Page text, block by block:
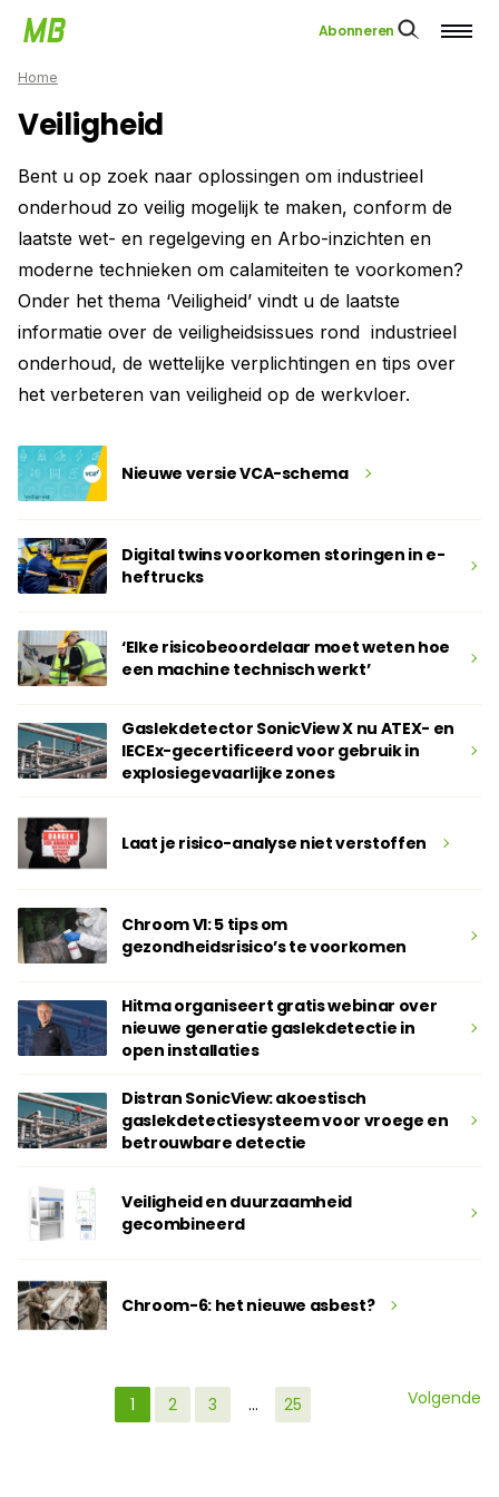
Abonneren
Home
Veiligheid
Bent u op zoek naar oplossingen om industrieel
onderhoud zo veilig mogelijk te maken, conform de
laatste wet- en regelgeving en Arbo-inzichten en
moderne technieken om calamiteiten te voorkomen?
Onder het thema ‘Veiligheid’ vindt u de laatste
informatie over de veiligheidsissues rond industrieel
onderhoud, de wettelijke verplichtingen en tips over
het verbeteren van veiligheid op de werkvloer.
Nieuwe versie VCA-schema
Digital twins voorkomen storingen in e-
heftrucks
‘Elke risicobeoordelaar moet weten hoe
een machine technisch werkt’
Gaslekdetector SonicView X nu ATEX- en
IECEx-gecertificeerd voor gebruik in
explosiegevaarlijke zones
Laat je risico-analyse niet verstoffen
Chroom VI: 5 tips om
gezondheidsrisico’s te voorkomen
Hitma organiseert gratis webinar over
nieuwe generatie gaslekdetectie in
open installaties
Distran SonicView: akoestisch
gaslekdetectiesysteem voor vroege en
betrouwbare detectie
Veiligheid en duurzaamheid
gecombineerd
Chroom-6: het nieuwe asbest?
1 2 3 … 25 Volgende